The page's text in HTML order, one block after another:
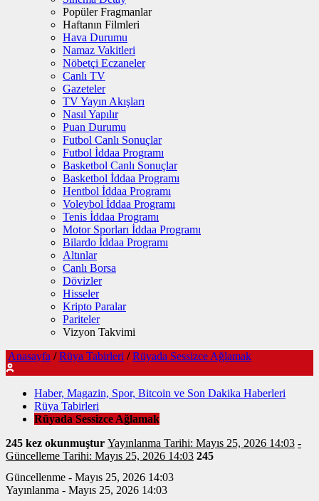
Popüler Fragmanlar
Haftanın Filmleri
Hava Durumu
Namaz Vakitleri
Nöbetçi Eczaneler
Canlı TV
Gazeteler
TV Yayın Akışları
Nasıl Yapılır
Puan Durumu
Futbol Canlı Sonuçlar
Futbol İddaa Programı
Basketbol Canlı Sonuçlar
Basketbol İddaa Programı
Hentbol İddaa Programı
Voleybol İddaa Programı
Tenis İddaa Programı
Motor Sporları İddaa Programı
Bilardo İddaa Programı
Altınlar
Canlı Borsa
Dövizler
Hisseler
Kripto Paralar
Pariteler
Vizyon Takvimi
Anasayfa / Rüya Tabirleri / Rüyada Sessizce Ağlamak
Haber, Magazin, Spor, Bitcoin ve Son Dakika Haberleri
Rüya Tabirleri
Rüyada Sessizce Ağlamak
245 kez okunmuştur Yayınlanma Tarihi: Mayıs 25, 2026 14:03 -
Güncelleme Tarihi: Mayıs 25, 2026 14:03 245
Güncellenme - Mayıs 25, 2026 14:03
Yayınlanma - Mayıs 25, 2026 14:03